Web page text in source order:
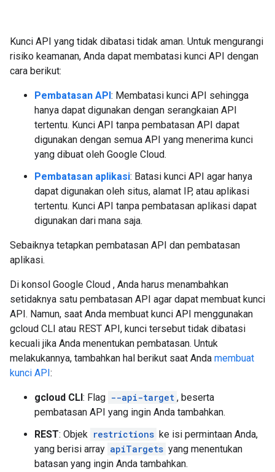
Kunci API yang tidak dibatasi tidak aman. Untuk mengurangi
risiko keamanan, Anda dapat membatasi kunci API dengan
cara berikut:
Pembatasan API: Membatasi kunci API sehingga
hanya dapat digunakan dengan serangkaian API
tertentu. Kunci API tanpa pembatasan API dapat
digunakan dengan semua API yang menerima kunci
yang dibuat oleh Google Cloud.
Pembatasan aplikasi: Batasi kunci API agar hanya
dapat digunakan oleh situs, alamat IP, atau aplikasi
tertentu. Kunci API tanpa pembatasan aplikasi dapat
digunakan dari mana saja.
Sebaiknya tetapkan pembatasan API dan pembatasan
aplikasi.
Di konsol Google Cloud , Anda harus menambahkan
setidaknya satu pembatasan API agar dapat membuat kunci
API. Namun, saat Anda membuat kunci API menggunakan
gcloud CLI atau REST API, kunci tersebut tidak dibatasi
kecuali jika Anda menentukan pembatasan. Untuk
melakukannya, tambahkan hal berikut saat Anda membuat
kunci API:
gcloud CLI: Flag --api-target , beserta
pembatasan API yang ingin Anda tambahkan.
REST: Objek restrictions ke isi permintaan Anda,
yang berisi array apiTargets yang menentukan
batasan yang ingin Anda tambahkan.